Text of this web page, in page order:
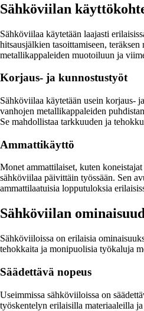
Sähköviilan
Sähköviilaa käytetään laajasti
hitsausjälkien tasoittamiseen,
metallikappaleiden muotoiluun ja
Korjaus- ja kunnostustyöt
Sähköviilaa käytetään usein korjaus-
vanhojen metallikappaleiden
Se mahdollistaa tarkkuuden ja
Ammattikäyttö
Monet ammattilaiset, kuten
sähköviilaa päivittäin työssään. Sen
ammattilaatuisia lopputuloksia
Sähköviilan
Sähköviiloissa on erilaisia
tehokkaita ja monipuolisia työkaluja
Säädettävä nopeus
Useimmissa sähköviiloissa on
työskentelyn erilaisilla materiaaleilla